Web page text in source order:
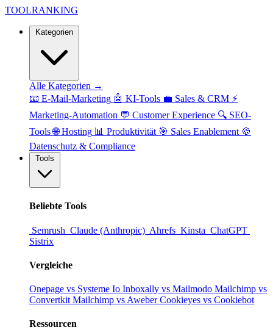
TOOLRANKING
Alle Kategorien →
📧 E-Mail-Marketing 🤖 KI-Tools 💼 Sales & CRM ⚡
Marketing-Automation 💬 Customer Experience 🔍 SEO-
Tools 🌐 Hosting 📊 Produktivität 🎯 Sales Enablement 🍪
Datenschutz & Compliance
Beliebte Tools
Semrush Claude (Anthropic) Ahrefs Kinsta ChatGPT
Sistrix
Vergleiche
Onepage vs Systeme Io Inboxally vs Mailmodo Mailchimp vs
Convertkit Mailchimp vs AweberCookieyes vs Cookiebot
Ressourcen